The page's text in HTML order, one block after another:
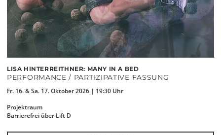
LISA HINTERREITHNER: MANY IN A BED
PERFORMANCE / PARTIZIPATIVE FASSUNG
Fr. 16. & Sa. 17. Oktober 2026 | 19:30 Uhr
Projektraum
Barrierefrei über Lift D